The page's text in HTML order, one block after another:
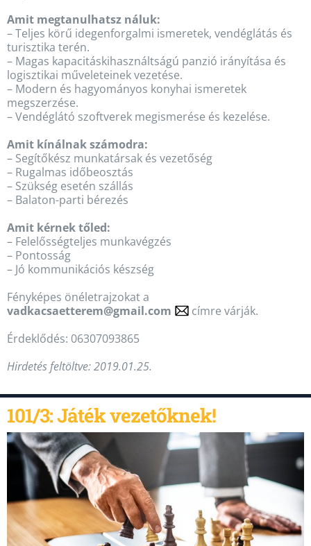
Amit megtanulhatsz náluk:
– Teljes körű idegenforgalmi ismeretek, vendéglátás és
turisztika terén.
– Magas kapacitáskihasználtságú panzió irányítása és
logisztikai műveleteinek vezetése.
– Modern és hagyományos konyhai ismeretek
megszerzése.
– Vendéglátó szoftverek megismerése és kezelése.
Amit kínálnak számodra:
– Segítőkész munkatársak és vezetőség
– Rugalmas időbeosztás
– Szükség esetén szállás
– Balaton-parti bérezés
Amit kérnek tőled:
– Felelősségteljes munkavégzés
– Pontosság
– Jó kommunikációs készség
Fényképes önéletrajzokat a
vadkacsaetterem@gmail.com
címre várják.
Érdeklődés: 06307093865
Hirdetés feltöltve: 2019.01.25.
101/3: Játék vezetőknek!